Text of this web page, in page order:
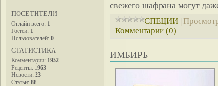
ПОСЕТИТЕЛИ
Онлайн всего: 1
Гостей: 1
Пользователей: 0
СТАТИСТИКА
Комментарии: 1952
Рецепты: 1963
Новости: 23
Статьи: 88
свежего шафрана могут
СПЕЦИИ |
Комментарии (0)
ИМБИРЬ